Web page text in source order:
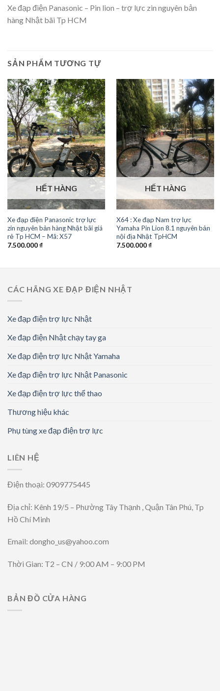
Xe đạp điện Panasonic – Pin lion – trợ lực zin nguyên bản
hàng Nhật bãi Tp HCM
SẢN PHẨM TƯƠNG TỰ
HẾT HÀNG
Xe đạp điện Panasonic trợ lực
zin nguyên bản hàng Nhật bãi giá
rẻ Tp HCM – Mã: X57
7.500.000₫
HẾT HÀNG
X64 : Xe đạp Nam trợ lực
Yamaha Pin Lion 8.1 nguyên bản
nội địa Nhật TpHCM
7.500.000₫
CÁC HÃNG XE ĐẠP ĐIỆN NHẬT
Xe đạp điện trợ lực Nhật
Xe đạp điện Nhật chạy tay ga
Xe đạp điện trợ lực Nhật Yamaha
Xe đạp điện trợ lực Nhật Panasonic
Xe đạp điện trợ lực thể thao
Thương hiệu khác
Phụ tùng xe đạp điện trợ lực
LIÊN HỆ
Điện thoại: 0909775445
Địa chỉ: Kênh 19/5 – Phường Tây Thạnh , Quận Tân Phú, Tp
Hồ Chí Minh
Email: dongho_us@yahoo.com
Thời Gian: T2 – CN / 9:00 AM – 9:00 PM
BẢN ĐỒ CỬA HÀNG